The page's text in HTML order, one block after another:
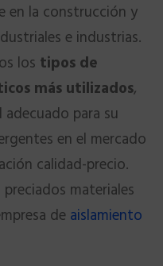
en la construcción y
e industrias.
los tipos de
más utilizados,
para su
en el mercado
calidad-precio.
materiales
de aislamiento